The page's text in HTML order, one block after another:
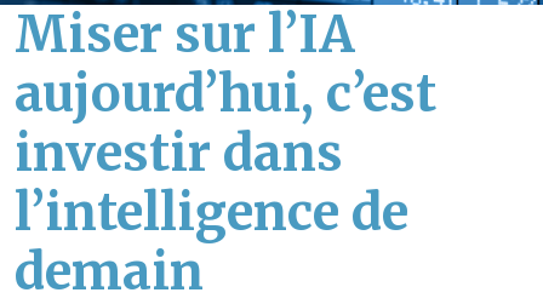
Miser sur l’IA
aujourd’hui, c’est
investir dans
l’intelligence de
demain